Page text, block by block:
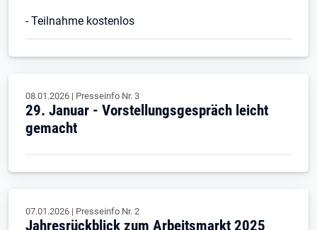
- Teilnahme kostenlos
08.01.2026 | Presseinfo Nr. 3
29. Januar - Vorstellungsgespräch leicht
gemacht
07.01.2026 | Presseinfo Nr. 2
Jahresrückblick zum Arbeitsmarkt 2025